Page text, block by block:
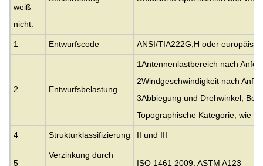
weiß
nicht.
1 Entwurfscode ANSI/TIA222G,H oder
2 Entwurfsbelastung
1Antennenlastbereich nach
2Windgeschwindigkeit nach
3Abbiegung und Drehwinkel,
Topographische Kategorie, wie
4 Strukturklassifizierung II und III
5
Verzinkung durch
ISO 1461 2009, ASTM A123